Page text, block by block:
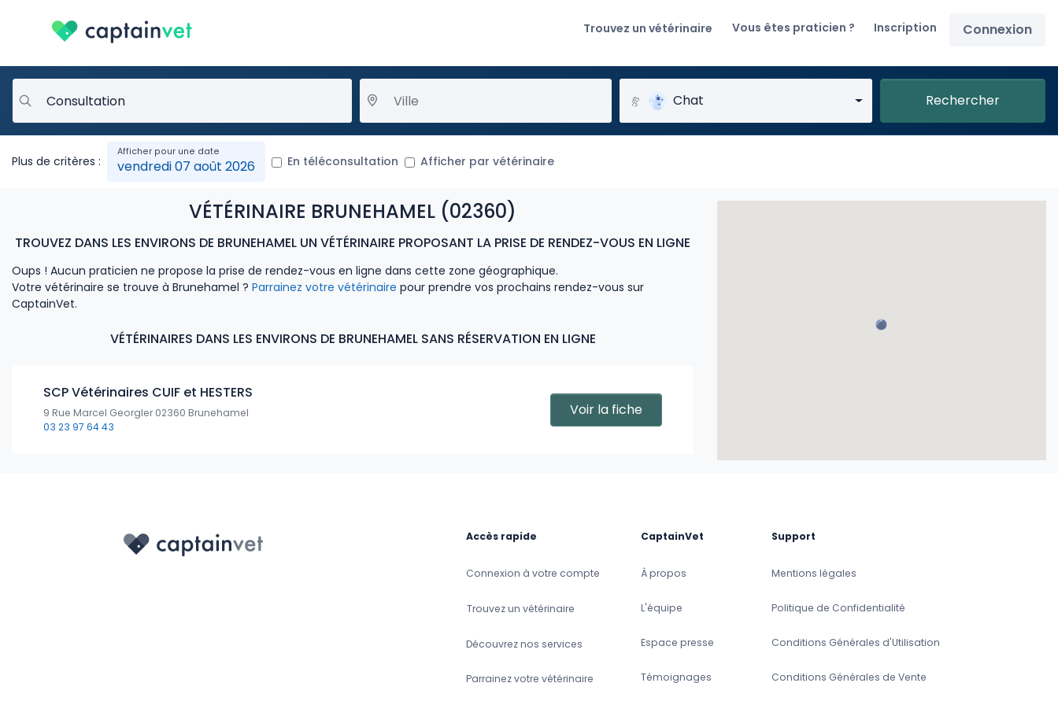
Trouvez un vétérinaire Vous êtes praticien ? Inscription Connexion
Chat Rechercher
Plus de critères : vendredi 07 août 2026 En téléconsultation Afficher par vétérinaire
VÉTÉRINAIRE BRUNEHAMEL (02360)
TROUVEZ DANS LES ENVIRONS DE BRUNEHAMEL UN VÉTÉRINAIRE PROPOSANT LA PRISE DE RENDEZ-VOUS EN LIGNE
Oups ! Aucun praticien ne propose la prise de rendez-vous en ligne dans cette zone géographique.
Votre vétérinaire se trouve à Brunehamel ? Parrainez votre vétérinaire pour prendre vos prochains rendez-vous sur
CaptainVet.
VÉTÉRINAIRES DANS LES ENVIRONS DE BRUNEHAMEL SANS RÉSERVATION EN LIGNE
SCP Vétérinaires CUIF et HESTERS
9 Rue Marcel Georgler 02360 Brunehamel
03 23 97 64 43
Voir la fiche
Accès rapide
Connexion à votre compte
Trouvez un vétérinaire
Découvrez nos services
Parrainez votre vétérinaire
CaptainVet
À propos
L'équipe
Espace presse
Témoignages
Support
Mentions légales
Politique de Confidentialité
Conditions Générales d'Utilisation
Conditions Générales de Vente